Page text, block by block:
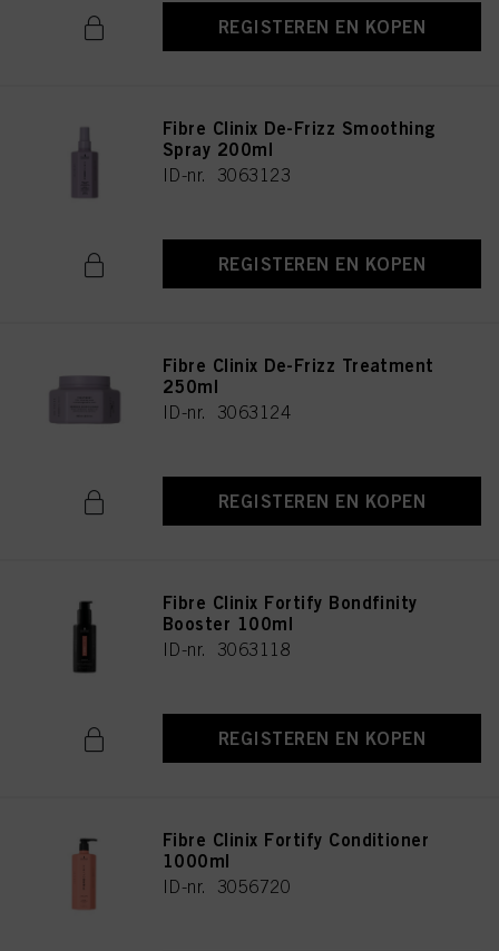
REGISTEREN EN KOPEN
Fibre Clinix De-Frizz Smoothing
Spray 200ml
ID-nr. 3063123
REGISTEREN EN KOPEN
Fibre Clinix De-Frizz Treatment
250ml
ID-nr. 3063124
REGISTEREN EN KOPEN
Fibre Clinix Fortify Bondfinity
Booster 100ml
ID-nr. 3063118
REGISTEREN EN KOPEN
Fibre Clinix Fortify Conditioner
1000ml
ID-nr. 3056720